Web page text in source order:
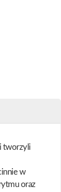
tworzyli
w
oraz